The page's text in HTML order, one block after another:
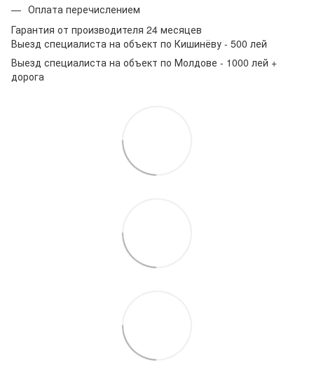
Оплата перечислением
Гарантия от производителя 24 месяцев
Выезд специалиста на объект по Кишинёву - 500 лей
Выезд специалиста на объект по Молдове - 1000 лей +
дорога